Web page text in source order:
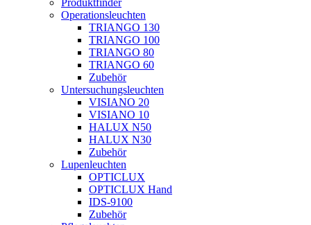
Operationsleuchten
TRIANGO 130
TRIANGO 100
TRIANGO 80
TRIANGO 60
Zubehör
Untersuchungsleuchten
VISIANO 20
VISIANO 10
HALUX N50
HALUX N30
Zubehör
Lupenleuchten
OPTICLUX
OPTICLUX Hand
IDS-9100
Zubehör